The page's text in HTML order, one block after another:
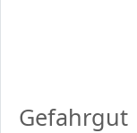
Gefahrgut